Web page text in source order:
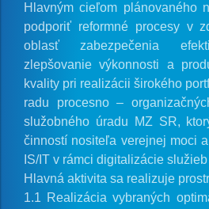
Hlavným cieľom plánovaného
podporiť reformné procesy v
oblasť zabezpečenia
zlepšovanie výkonnosti a
kvality pri realizácii širokého
radu procesno –
služobného úradu MZ SR,
činností nositeľa verejnej moci
IS/IT v rámci digitalizácie
Hlavná aktivita sa realizuje
1.1 Realizácia vybraných